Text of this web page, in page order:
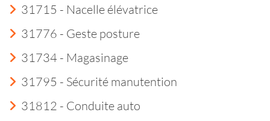
31715 - Nacelle élévatrice
31776 - Geste posture
31734 - Magasinage
31795 - Sécurité manutention
31812 - Conduite auto